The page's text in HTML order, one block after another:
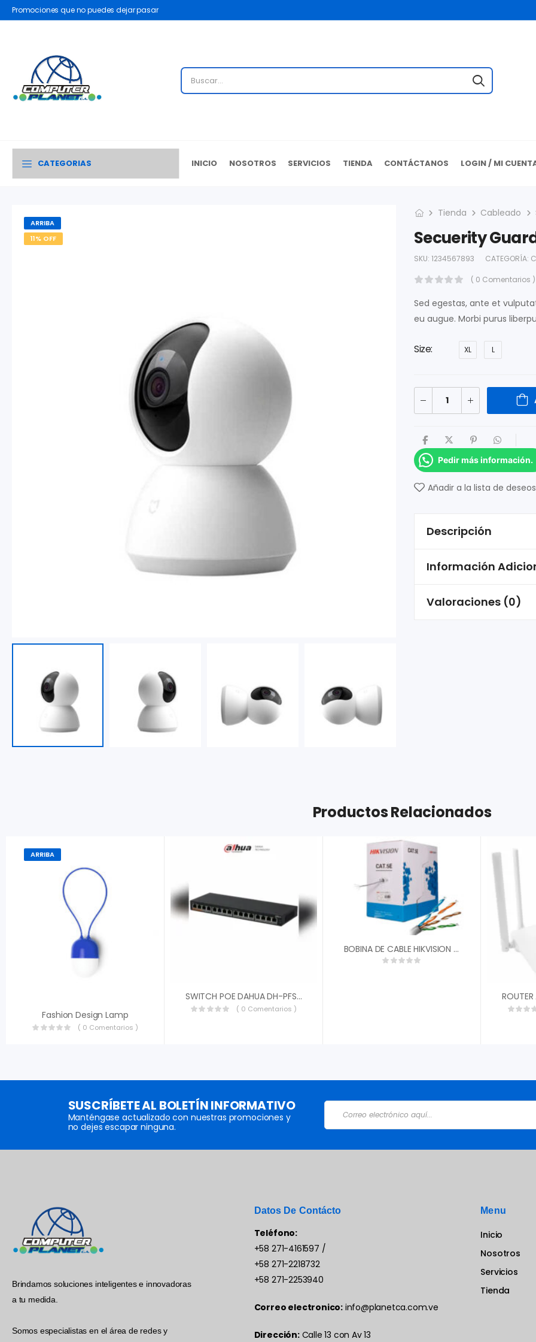
Promociones que no puedes dejar pasar
CATEGORIAS INICIO NOSOTROS SERVICIOS TIENDA CONTÁCTANOS LOGIN / MI
ARRIBA
11% OFF
Tienda Cableado
Secuerity
SKU: 1234567893 CATEGORÍA:
( 0 Comentarios )
Sed egestas, ante et
eu augue. Morbi purus
Size XL L
Pedir más información.
Añadir a la lista de deseos
Descripción
Información
Valoraciones (0)
Productos Relacionados
ARRIBA
Fashion Design Lamp
( 0 Comentarios )
SWITCH POE DAHUA DH-PFS3016-16GT-190 GIGABIT DE 16 PUERTOS POE GIGABIT 190 WATTS TOTALES LOS 2 PUERTOS SOPORTAN HI-POE ESTANDAR SWITCHING 32 GBPS DH-PFS3016-16GT-190
( 0 Comentarios )
BOBINA DE CABLE HIKVISION UTP 305MTS CAT 5E 100% COBRE CABLE CLASIFICACION CMX COLOR GRIS DS-1LN5E-E/E
SUSCRÍBETE AL BOLETÍN INFORMATIVO
Manténgase actualizado con nuestras promociones y
no dejes escapar ninguna.
Brindamos soluciones inteligentes e innovadoras
a tu medida.
Somos especialistas en el área de redes y
Datos De Contácto
Teléfono:
+58 271-4161597 /
+58 271-2218732
+58 271-2253940
Correo electronico: info@planetca.com.ve
Dirección:Calle 13 con Av 13
Menu
Inicio
Nosotros
Servicios
Tienda